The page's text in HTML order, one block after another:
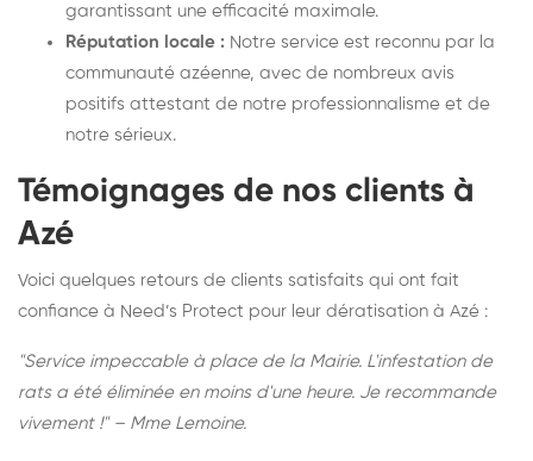
garantissant une efficacité maximale.
Réputation locale : Notre service est reconnu par la
communauté azéenne, avec de nombreux avis
positifs attestant de notre professionnalisme et de
notre sérieux.
Témoignages de nos clients à
Azé
Voici quelques retours de clients satisfaits qui ont fait
confiance à Need’s Protect pour leur dératisation à Azé :
"Service impeccable à place de la Mairie. L'infestation de
rats a été éliminée en moins d'une heure. Je recommande
vivement !" – Mme Lemoine.